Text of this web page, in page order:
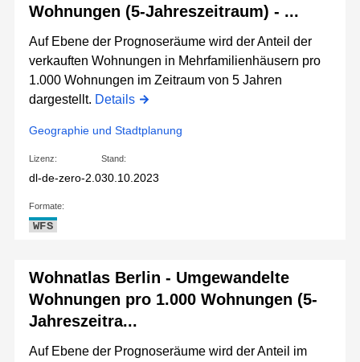
Wohnungen (5-Jahreszeitraum) - ...
Auf Ebene der Prognoseräume wird der Anteil der
verkauften Wohnungen in Mehrfamilienhäusern pro
1.000 Wohnungen im Zeitraum von 5 Jahren
dargestellt. Details
Geographie und Stadtplanung
Lizenz:
dl-de-zero-2.0
Stand:
30.10.2023
Formate:
WFS
Wohnatlas Berlin - Umgewandelte
Wohnungen pro 1.000 Wohnungen (5-
Jahreszeitra...
Auf Ebene der Prognoseräume wird der Anteil im